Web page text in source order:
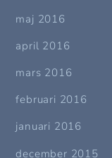
maj 2016
april 2016
mars 2016
februari 2016
januari 2016
december 2015